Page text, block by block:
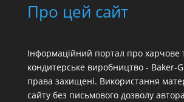
Про цей сайт
Інформаційний портал про харчове
кондитерське виробництво - Baker-
права захищені. Використання
сайту без письмового дозволу